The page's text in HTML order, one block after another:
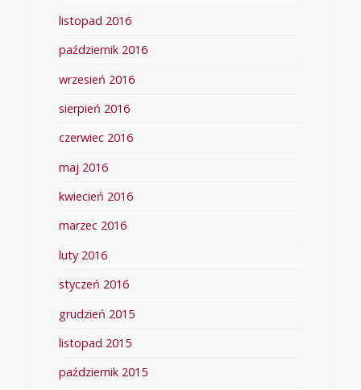
listopad 2016
październik 2016
wrzesień 2016
sierpień 2016
czerwiec 2016
maj 2016
kwiecień 2016
marzec 2016
luty 2016
styczeń 2016
grudzień 2015
listopad 2015
październik 2015